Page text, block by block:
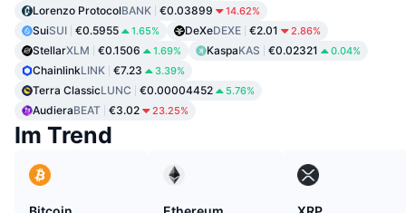
Lorenzo ProtocolBANK €0.03899 14.62%
SuiSUI €0.5955 1.65% DeXeDEXE €2.01 2.86%
StellarXLM €0.1506 1.69% KaspaKAS €0.02321 0.04%
ChainlinkLINK €7.23 3.39%
Terra ClassicLUNC €0.00004452 5.76%
AudieraBEAT €3.02 23.25%
Im Trend